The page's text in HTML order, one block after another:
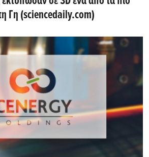
Γη (sciencedaily.com)